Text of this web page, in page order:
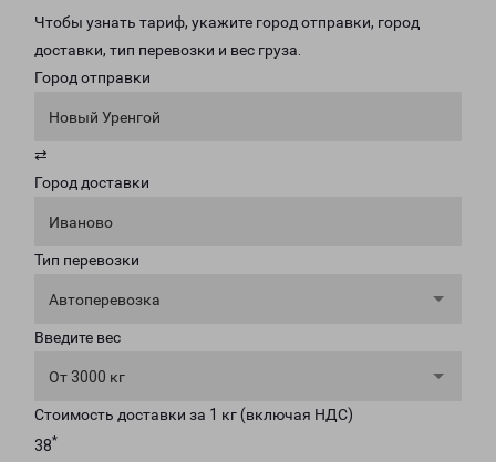
Чтобы узнать тариф, укажите город отправки, город
доставки, тип перевозки и вес груза.
Город отправки
Новый Уренгой
⇄
Город доставки
Иваново
Тип перевозки
Автоперевозка
Введите вес
От 3000 кг
Стоимость доставки за 1 кг (включая НДС)
38*